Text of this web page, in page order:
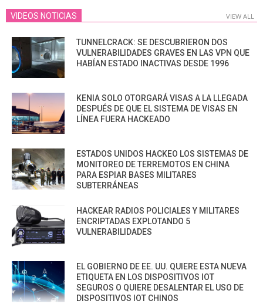
VIDEOS NOTICIAS VIEW ALL
TUNNELCRACK: SE DESCUBRIERON DOS
VULNERABILIDADES GRAVES EN LAS VPN QUE
HABÍAN ESTADO INACTIVAS DESDE 1996
KENIA SOLO OTORGARÁ VISAS A LA LLEGADA
DESPUÉS DE QUE EL SISTEMA DE VISAS EN
LÍNEA FUERA HACKEADO
ESTADOS UNIDOS HACKEO LOS SISTEMAS DE
MONITOREO DE TERREMOTOS EN CHINA
PARA ESPIAR BASES MILITARES
SUBTERRÁNEAS
HACKEAR RADIOS POLICIALES Y MILITARES
ENCRIPTADAS EXPLOTANDO 5
VULNERABILIDADES
EL GOBIERNO DE EE. UU. QUIERE ESTA NUEVA
ETIQUETA EN LOS DISPOSITIVOS IOT
SEGUROS O QUIERE DESALENTAR EL USO DE
DISPOSITIVOS IOT CHINOS